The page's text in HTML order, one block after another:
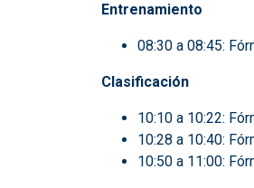
Entrenamiento
08:30 a 08:45:
Clasificación
10:10 a 10:22:
10:28 a 10:40:
10:50 a 11:00: